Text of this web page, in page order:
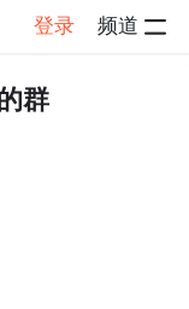
登录 频道
群